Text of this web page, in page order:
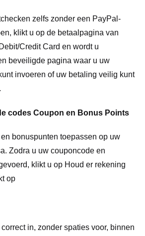
zelfs zonder een PayPal-
klikt u op de betaalpagina van
Credit Card en wordt u
beveiligde pagina waar u uw
invoeren of uw betaling veilig kunt
codes Coupon en Bonus Points
bonuspunten toepassen op uw
Zodra u uw couponcode en
klikt u op Houd er rekening
op
in, zonder spaties voor, binnen